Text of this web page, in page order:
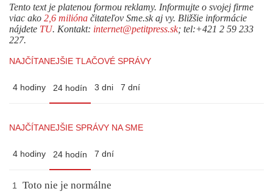
Tento text je platenou formou reklamy. Informujte o svojej firme
viac ako 2,6 milióna čitateľov Sme.sk aj vy. Bližšie informácie
nájdete TU. Kontakt: internet@petitpress.sk; tel:+421 2 59 233
227.
NAJČÍTANEJŠIE TLAČOVÉ SPRÁVY
4 hodiny 24 hodín 3 dni 7 dní
NAJČÍTANEJŠIE SPRÁVY NA SME
4 hodiny 24 hodín 7 dní
1 Toto nie je normálne